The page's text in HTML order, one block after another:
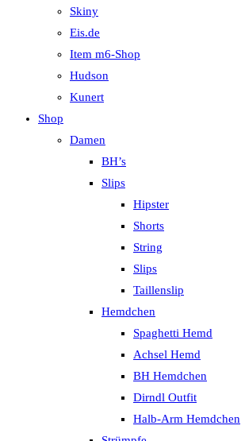
Skiny
Eis.de
Item m6-Shop
Hudson
Kunert
Shop
Damen
BH’s
Slips
Hipster
Shorts
String
Slips
Taillenslip
Hemdchen
Spaghetti Hemd
Achsel Hemd
BH Hemdchen
Dirndl Outfit
Halb-Arm Hemdchen